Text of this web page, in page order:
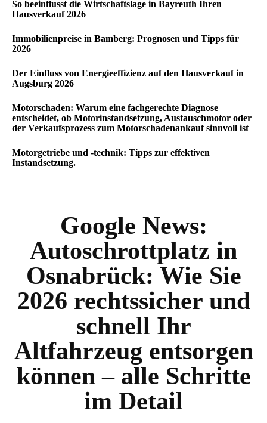
So beeinflusst die Wirtschaftslage in Bayreuth Ihren
Hausverkauf 2026
Immobilienpreise in Bamberg: Prognosen und Tipps für
2026
Der Einfluss von Energieeffizienz auf den Hausverkauf in
Augsburg 2026
Motorschaden: Warum eine fachgerechte Diagnose
entscheidet, ob Motorinstandsetzung, Austauschmotor oder
der Verkaufsprozess zum Motorschadenankauf sinnvoll ist
Motorgetriebe und -technik: Tipps zur effektiven
Instandsetzung.
Google News:
Autoschrottplatz in
Osnabrück: Wie Sie
2026 rechtssicher und
schnell Ihr
Altfahrzeug entsorgen
können – alle Schritte
im Detail